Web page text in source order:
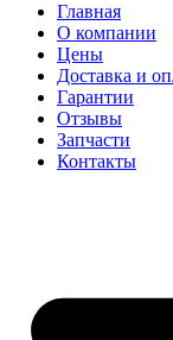
Главная
О компании
Цены
Доставка и
Гарантии
Отзывы
Запчасти
Контакты